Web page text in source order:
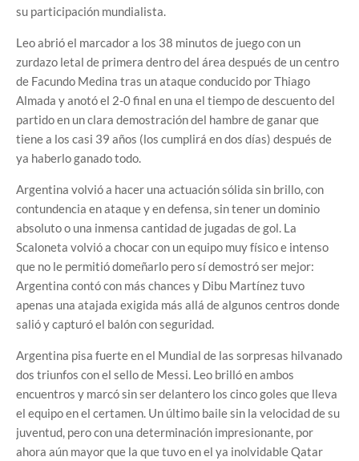
su participación mundialista.
Leo abrió el marcador a los 38 minutos de juego con un
zurdazo letal de primera dentro del área después de un centro
de Facundo Medina tras un ataque conducido por Thiago
Almada y anotó el 2-0 final en una el tiempo de descuento del
partido en un clara demostración del hambre de ganar que
tiene a los casi 39 años (los cumplirá en dos días) después de
ya haberlo ganado todo.
Argentina volvió a hacer una actuación sólida sin brillo, con
contundencia en ataque y en defensa, sin tener un dominio
absoluto o una inmensa cantidad de jugadas de gol. La
Scaloneta volvió a chocar con un equipo muy físico e intenso
que no le permitió domeñarlo pero sí demostró ser mejor:
Argentina contó con más chances y Dibu Martínez tuvo
apenas una atajada exigida más allá de algunos centros donde
salió y capturó el balón con seguridad.
Argentina pisa fuerte en el Mundial de las sorpresas hilvanado
dos triunfos con el sello de Messi. Leo brilló en ambos
encuentros y marcó sin ser delantero los cinco goles que lleva
el equipo en el certamen. Un último baile sin la velocidad de su
juventud, pero con una determinación impresionante, por
ahora aún mayor que la que tuvo en el ya inolvidable Qatar